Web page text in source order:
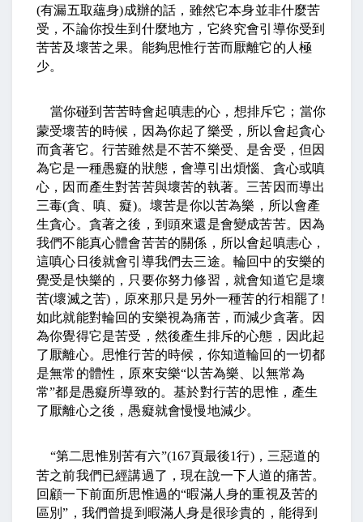
(有漏五取蘊身)成辦的話，雖然它本身並非什麼苦
受，不論你投生到什麼地方，它終究會引導你受到
苦苦及壞苦之果。能夠思惟行苦而厭離它的人極
少。
當你碰到苦苦時會起嗔恚的心，想排斥它；當你
蒙受壞苦的時候，因為你起了樂受，所以會起貪心
而貪著它。行苦雖然是不苦不樂受、是舍受，但因
為它是一種愚癡的狀態，會導引出煩惱、貪心或嗔
心，因而產生對苦苦與壞苦的執著。三苦因而導出
三毒(貪、嗔、癡)。壞苦是你以苦為樂，所以會產
生貪心。貪著之後，到頭來還是會變成苦苦。因為
我們不能真心體會苦苦的關係，所以會起嗔恚心，
這嗔心日後就會引導我們去三途。輪回中的安樂的
覺受是快樂的，只要你努力修習，就會知道它是壞
苦(壞滅之苦) ，原來那只是另外一種苦的行相罷了 !
如此就能對輪回的安樂視為痛苦，而減少貪著。因
為你覺得它是苦受，然後產生排斥的心態，因此起
了厭離心。思惟行苦的時候，你知道輪回的一切都
是無常的體性，原來安樂“以苦為樂、以無常為
常”都是愚癡所導致的。基於對行苦的思惟，產生
了厭離心之後，愚癡就會慢慢地減少。
“第二思惟別苦有六”(167頁最後1行)，三惡道的
苦之前我們已經講過了，現在說一下人道的痛苦。
回顧一下前面所思惟過的“暇滿人身的重視及苦的
區別” ，我們曾提到暇滿人身是很珍貴的，能得到